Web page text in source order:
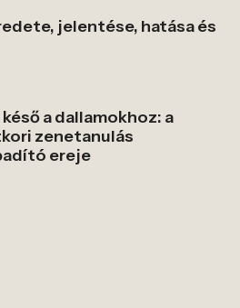
jelentése, hatása és
a dallamokhoz: a
zenetanulás
ereje